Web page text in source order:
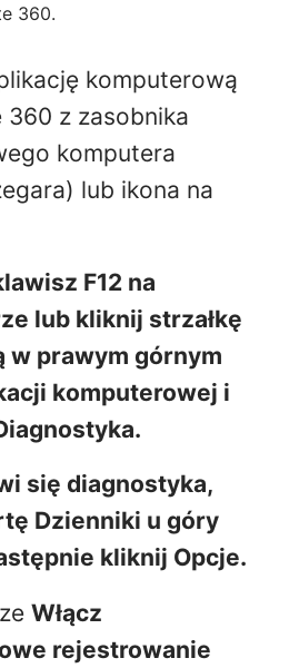
360.
komputerową
z zasobnika
komputera
lub ikona na
F12 na
lub kliknij strzałkę
w prawym górnym
komputerowej i
się diagnostyka,
Dzienniki u góry
kliknij Opcje.
Włącz
rejestrowanie